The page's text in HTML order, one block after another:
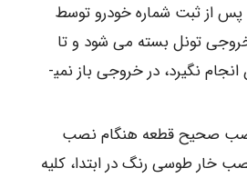
پس از ثبت شماره خودرو توسط
خروجی تونل بسته می شود و تا
زمانی­که تنظیمات آن انجام نگیرد، در خروجی باز نمی­
صحیح قطعه هنگام نصب
خار طوسی رنگ در ابتدا، کلیه